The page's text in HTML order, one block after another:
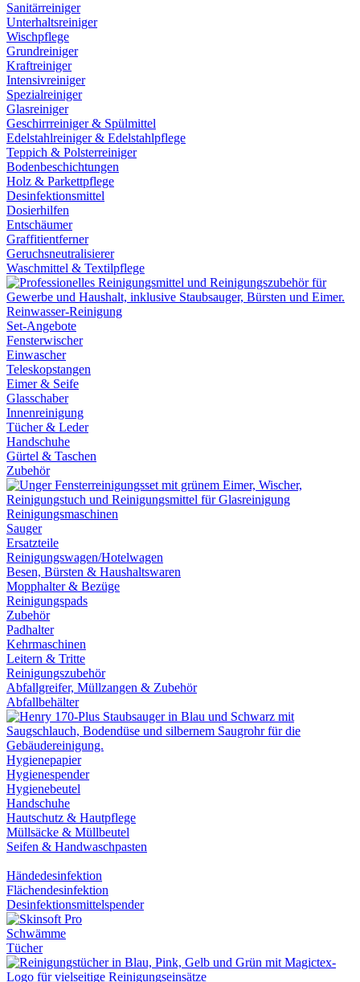
Sanitärreiniger
Unterhaltsreiniger
Wischpflege
Grundreiniger
Kraftreiniger
Intensivreiniger
Spezialreiniger
Glasreiniger
Geschirrreiniger & Spülmittel
Edelstahlreiniger & Edelstahlpflege
Teppich & Polsterreiniger
Bodenbeschichtungen
Holz & Parkettpflege
Desinfektionsmittel
Dosierhilfen
Entschäumer
Graffitientferner
Geruchsneutralisierer
Waschmittel & Textilpflege
Reinwasser-Reinigung
Set-Angebote
Fensterwischer
Einwascher
Teleskopstangen
Eimer & Seife
Glasschaber
Innenreinigung
Tücher & Leder
Handschuhe
Gürtel & Taschen
Zubehör
Reinigungsmaschinen
Sauger
Ersatzteile
Reinigungswagen/Hotelwagen
Besen, Bürsten & Haushaltswaren
Mopphalter & Bezüge
Reinigungspads
Zubehör
Padhalter
Kehrmaschinen
Leitern & Tritte
Reinigungszubehör
Abfallgreifer, Müllzangen & Zubehör
Abfallbehälter
Hygienepapier
Hygienespender
Hygienebeutel
Handschuhe
Hautschutz & Hautpflege
Müllsäcke & Müllbeutel
Seifen & Handwaschpasten
Händedesinfektion
Flächendesinfektion
Desinfektionsmittelspender
Schwämme
Tücher